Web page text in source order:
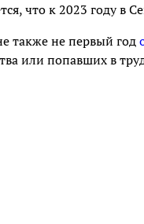
что к 2023 году в
также не первый год
или попавших в